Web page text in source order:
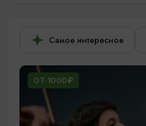
Самое интересное
ОТ 1000₽